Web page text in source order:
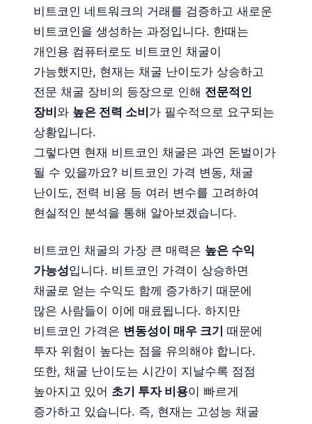
비트코인 네트워크의 거래를 검증하고 새로운
비트코인을 생성하는 과정입니다. 한때는
개인용 컴퓨터로도 비트코인 채굴이
가능했지만, 현재는 채굴 난이도가 상승하고
전문 채굴 장비의 등장으로 인해 전문적인
장비 와 높은 전력 소비 가 필수적으로 요구되는
상황입니다.
그렇다면 현재 비트코인 채굴은 과연 돈벌이가
될 수 있을까요? 비트코인 가격 변동, 채굴
난이도, 전력 비용 등 여러 변수를 고려하여
현실적인 분석을 통해 알아보겠습니다.
비트코인 채굴의 가장 큰 매력은 높은 수익
가능성입니다. 비트코인 가격이 상승하면
채굴로 얻는 수익도 함께 증가하기 때문에
많은 사람들이 이에 매료됩니다. 하지만
비트코인 가격은 변동성이 매우 크기 때문에
투자 위험이 높다는 점을 유의해야 합니다.
또한, 채굴 난이도는 시간이 지날수록 점점
높아지고 있어 초기 투자 비용이 빠르게
증가하고 있습니다. 즉, 현재는 고성능 채굴